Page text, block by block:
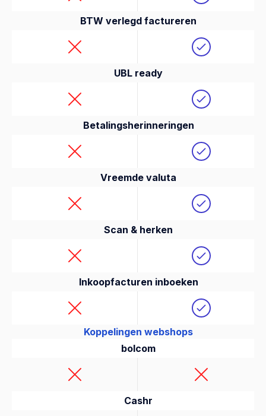
BTW verlegd factureren
UBL ready
Betalingsherinneringen
Vreemde valuta
Scan & herken
Inkoopfacturen inboeken
Koppelingen webshops
bolcom
Cashr